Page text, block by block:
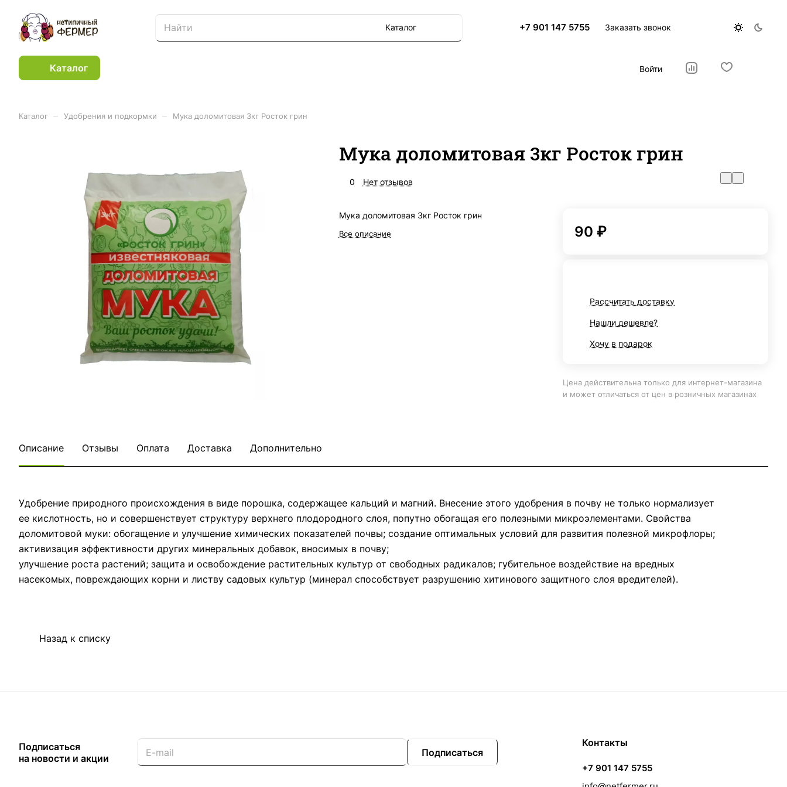
Каталог +7 901 147 5755 Заказать звонок
Каталог Войти
Каталог Удобрения и подкормки Мука доломитовая 3кг Росток грин
Мука доломитовая 3кг Росток грин
0 Нет отзывов
Мука доломитовая 3кг Росток грин
Все описание 90 ₽
Рассчитать доставку
Нашли дешевле?
Хочу в подарок
Цена действительна только для интернет-магазина
и может отличаться от цен в розничных магазинах
Описание Отзывы Оплата Доставка Дополнительно
Удобрение природного происхождения в виде порошка, содержащее кальций и магний. Внесение этого удобрения в почву не только нормализует
ее кислотность, но и совершенствует структуру верхнего плодородного слоя, попутно обогащая его полезными микроэлементами. Свойства
доломитовой муки: обогащение и улучшение химических показателей почвы; создание оптимальных условий для развития полезной микрофлоры;
активизация эффективности других минеральных добавок, вносимых в почву;
улучшение роста растений; защита и освобождение растительных культур от свободных радикалов; губительное воздействие на вредных
насекомых, повреждающих корни и листву садовых культур (минерал способствует разрушению хитинового защитного слоя вредителей).
Назад к списку
Подписаться
на новости и акции
Подписаться
Контакты
+7 901 147 5755